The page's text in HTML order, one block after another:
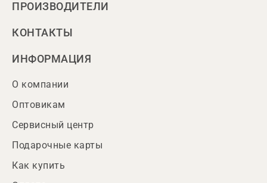
ПРОИЗВОДИТЕЛИ
КОНТАКТЫ
ИНФОРМАЦИЯ
О компании
Оптовикам
Сервисный центр
Подарочные карты
Как купить